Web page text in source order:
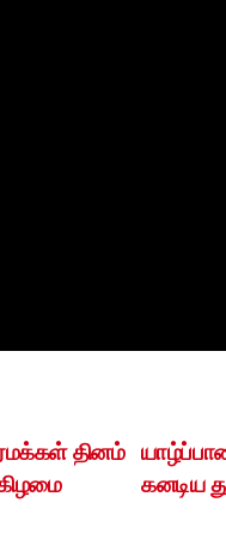
கனடிய
தினம்